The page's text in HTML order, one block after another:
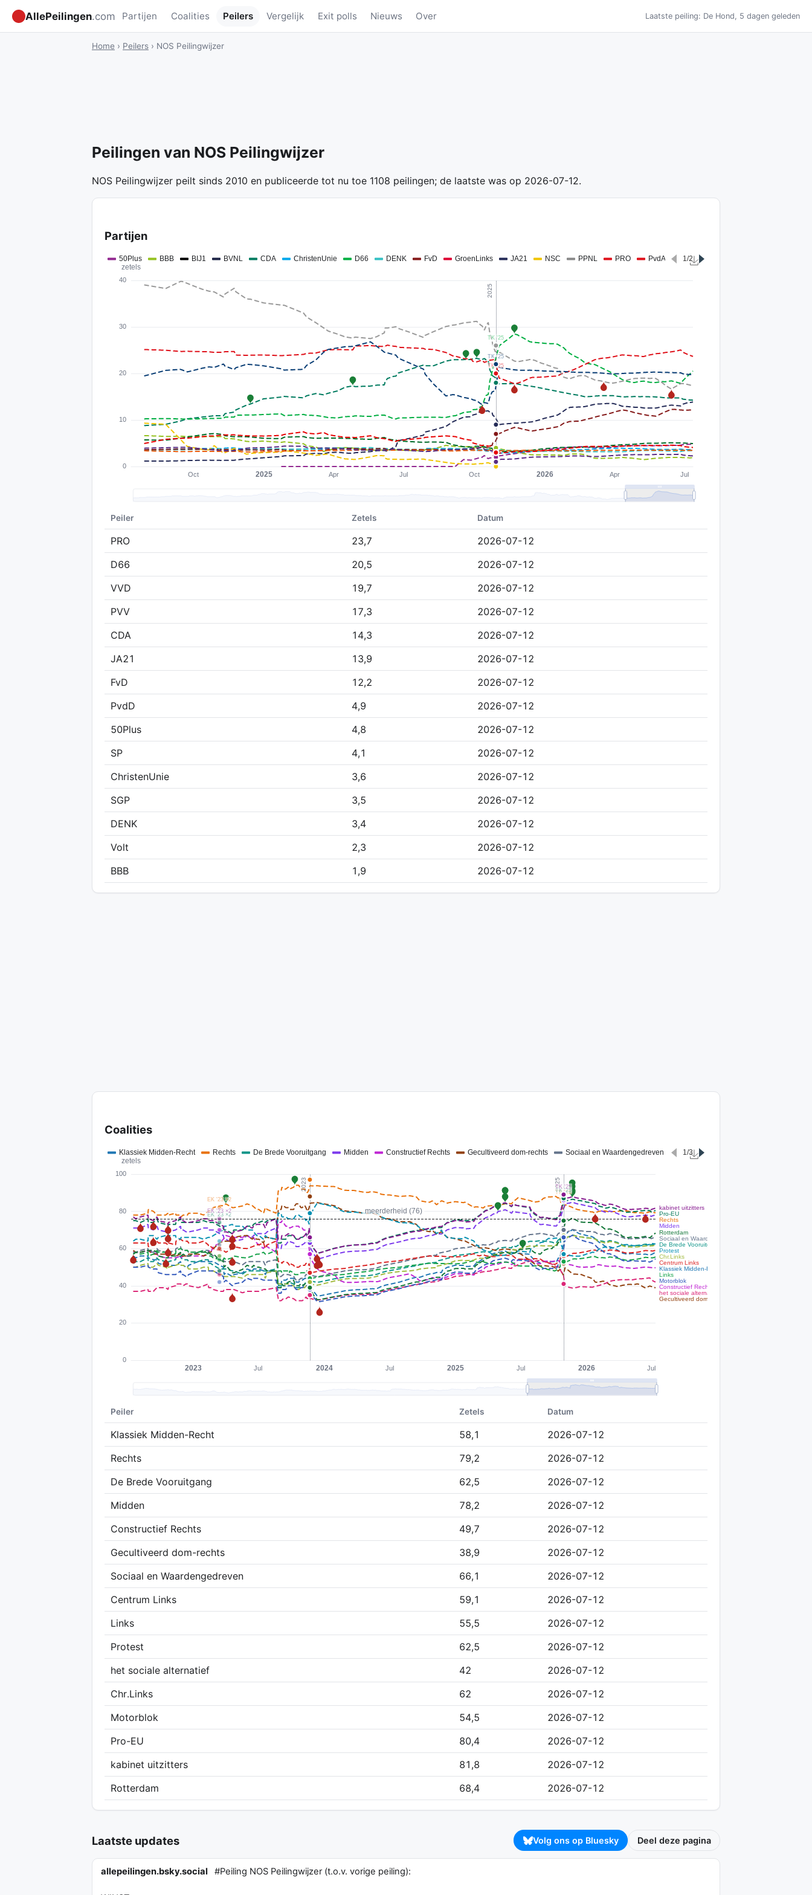
AllePeilingen.com Partijen Coalities Peilers Vergelijk Exit polls Nieuws Over Laatste peiling: De Hond, 5 dagen geleden
Home › Peilers › NOS Peilingwijzer
Peilingen van NOS Peilingwijzer
NOS Peilingwijzer peilt sinds 2010 en publiceerde tot nu toe 1108 peilingen; de laatste was op 2026-07-12.
Partijen
Peiler Zetels Datum
PRO 23,7
2026-07-12
D66
20,5
2026-07-12
VVD
19,7
2026-07-12
PVV
17,3
2026-07-12
CDA
14,3
2026-07-12
JA21
13,9
2026-07-12
FvD
12,2
2026-07-12
PvdD
4,9
2026-07-12
50Plus
4,8
2026-07-12
SP
4,1
2026-07-12
ChristenUnie
3,6
2026-07-12
SGP
3,5
2026-07-12
DENK
3,4
2026-07-12
Volt
2,3
2026-07-12
BBB
1,9 2026-07-12
Coalities
Peiler Zetels Datum
Klassiek Midden-Recht 58,1
2026-07-12
Rechts
79,2
2026-07-12
De Brede Vooruitgang
62,5
2026-07-12
Midden
78,2
2026-07-12
Constructief Rechts
49,7
2026-07-12
Gecultiveerd dom-rechts
38,9
2026-07-12
Sociaal en Waardengedreven
66,1
2026-07-12
Centrum Links
59,1
2026-07-12
Links
55,5
2026-07-12
Protest
62,5
2026-07-12
het sociale alternatief
42
2026-07-12
Chr.Links
62
2026-07-12
Motorblok
54,5
2026-07-12
Pro-EU
80,4
2026-07-12
kabinet uitzitters
81,8
2026-07-12
Rotterdam
68,4 2026-07-12
Laatste updates Volg ons op Bluesky Deel deze pagina
allepeilingen.bsky.social #Peiling NOS Peilingwijzer (t.o.v. vorige peiling):